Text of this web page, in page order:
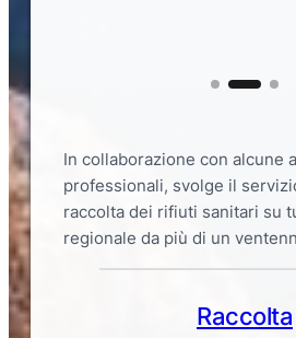
In collaborazione con alcune
professionali, svolge il
raccolta dei rifiuti sanitari su
regionale da più di un
Raccolta